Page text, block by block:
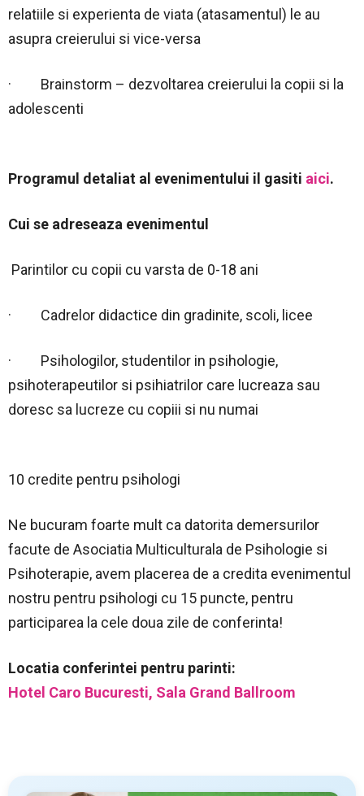
relatiile si experienta de viata (atasamentul) le au
asupra creierului si vice-versa
· Brainstorm – dezvoltarea creierului la copii si la
adolescenti
Programul detaliat al evenimentului il gasiti aici.
Cui se adreseaza evenimentul
Parintilor cu copii cu varsta de 0-18 ani
· Cadrelor didactice din gradinite, scoli, licee
· Psihologilor, studentilor in psihologie,
psihoterapeutilor si psihiatrilor care lucreaza sau
doresc sa lucreze cu copiii si nu numai
10 credite pentru psihologi
Ne bucuram foarte mult ca datorita demersurilor
facute de Asociatia Multiculturala de Psihologie si
Psihoterapie, avem placerea de a credita evenimentul
nostru pentru psihologi cu 15 puncte, pentru
participarea la cele doua zile de conferinta!
Locatia conferintei pentru parinti:
Hotel Caro Bucuresti, Sala Grand Ballroom